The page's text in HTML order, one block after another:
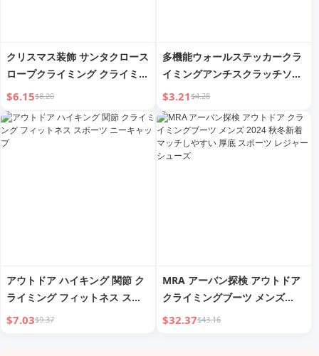
クリスマス装飾 サンタクロース
ロープクライミング クライミン
グビーズ クライミングツリー
クライミングウィンドウ 子供の
おもちゃ オーナメント シーン
レイアウト 装飾
$6.15$8.20
多機能ウォールステッカークラ
イミングアンチスクラッチソフ
ァ
$3.21$4.28
アウトドア ハイキング 関節 ク
ライミング フィットネス スポ
ーツ ニーキャップ
$7.03$9.37
MRA アーバン探検 アウトドア
クライミングブーツ メンズ
2024 秋冬新着 マッチしやすい
$32.37$43.16